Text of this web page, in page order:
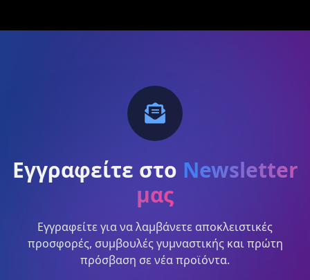
Εγγραφείτε στο Newsletter
μας
Εγγραφείτε για να λαμβάνετε αποκλειστικές
προσφορές, συμβουλές γυμναστικής και πρώτη
πρόσβαση σε νέα προϊόντα.